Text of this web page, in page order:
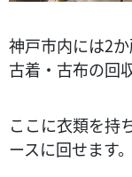
神戸市内には2
古着・古布の回
ここに衣類を持
ースに回せます。